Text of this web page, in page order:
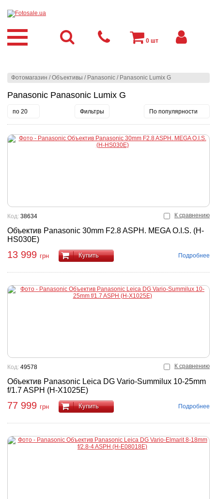
Фотомагазин /Объективы / Panasonic / Panasonic Lumix G
Panasonic Panasonic Lumix G
по 20 Фильтры По популярности
К сравнению
Объектив Panasonic 30mm F2.8 ASPH. MEGA O.I.S. (H-
HS030E)
Код: 38634
13 999 грн Купить Подробнее
К сравнению
Объектив Panasonic Leica DG Vario-Summilux 10-25mm
f/1.7 ASPH (H-X1025E)
Код: 49578
77 999 грн Купить Подробнее
0 шт